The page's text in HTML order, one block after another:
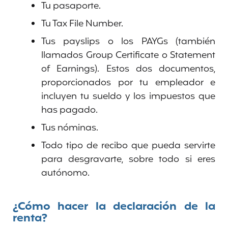
Tu pasaporte.
Tu Tax File Number.
Tus payslips o los PAYGs (también
llamados Group Certificate o Statement
of Earnings). Estos dos documentos,
proporcionados por tu empleador e
incluyen tu sueldo y los impuestos que
has pagado.
Tus nóminas.
Todo tipo de recibo que pueda servirte
para desgravarte, sobre todo si eres
autónomo.
¿Cómo hacer la declaración de la
renta?